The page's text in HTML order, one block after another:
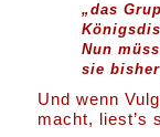
„das
Nun
sie
Und wenn
macht, liest’s